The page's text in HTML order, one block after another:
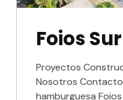
Foios Sur
Proyectos
Nosotros
hamburguesa